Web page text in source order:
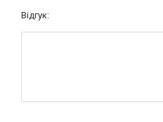
Відгук: